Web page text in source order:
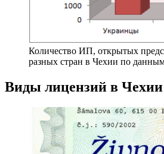
Количество ИП, открытых
разных стран в Чехии по
Виды лицензий в Чехии